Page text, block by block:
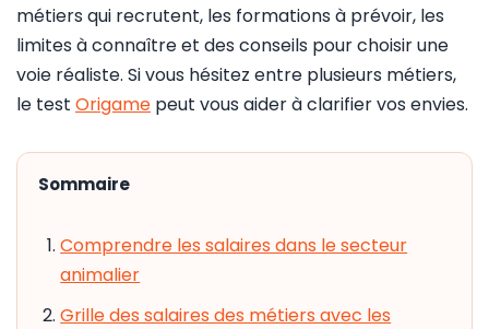
métiers qui recrutent, les formations à prévoir, les
limites à connaître et des conseils pour choisir une
voie réaliste. Si vous hésitez entre plusieurs métiers,
le test Origame peut vous aider à clarifier vos envies.
Sommaire
Comprendre les salaires dans le secteur
animalier
Grille des salaires des métiers avec les